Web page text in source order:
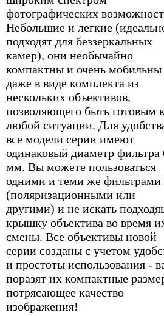
фотографических
Небольшие и легкие
подходят для беззеркальных
камер), они необычайно
компактны и очень мобильны
даже в виде комплекта из
нескольких объективов,
позволяющего быть готовым
любой ситуации. Для
все модели серии имеют
одинаковый диаметр фильтра
мм. Вы можете пользоваться
одними и теми же фильтрами
(поляризационными или
другими) и не искать
крышку объектива во время
смены. Все объективы новой
серии созданы с учетом
и простоты использования -
поразят их компактные
потрясающее качество
изображения!